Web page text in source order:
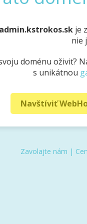
admin.kstrokos.skje
nie
doménu oživiť?
s unikátnou
Navštíviť
Zavolajte nám |